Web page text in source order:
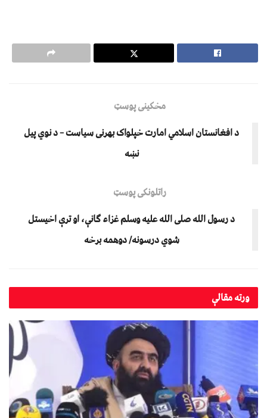
مخکینی پوسټ
د افغانستان اسلامي امارت خپلواک بهرنی سیاست – د نوي پیل
نښه
راتلونکی پوسټ
د رسول الله صلی الله علیه وسلم غزاء ګانې، او ترې اخیستل
شوي درسونه/ دوهمه برخه
ورتهمقالې